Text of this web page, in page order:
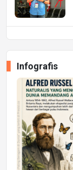
Infografis